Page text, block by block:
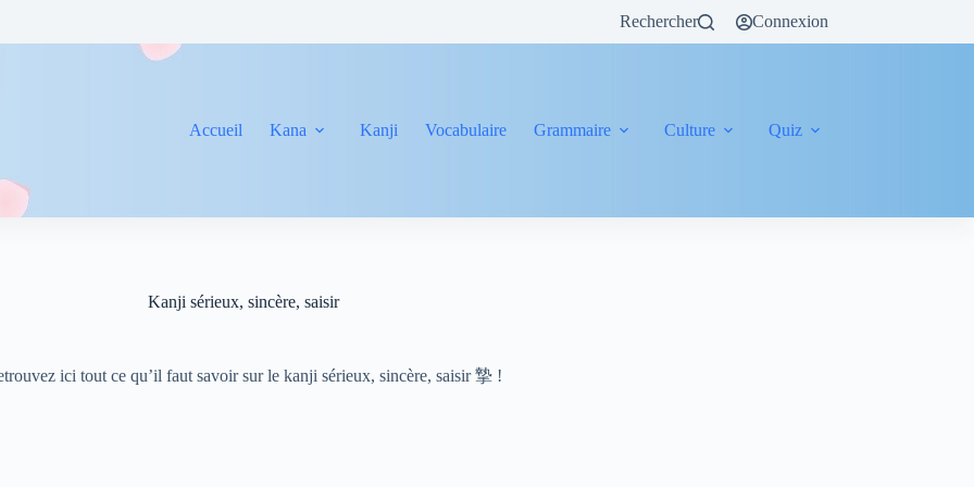
Rechercher Connexion
Accueil Kana Kanji Vocabulaire Grammaire Culture Quiz
Kanji sérieux, sincère, saisir
ici tout ce qu’il faut savoir sur le kanji sérieux, sincère, saisir 摯 !